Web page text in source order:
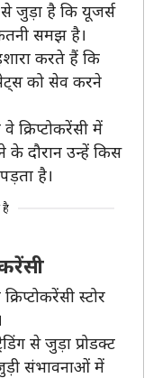
जुड़ा है कि यूजर्स
समझ है।
करते हैं कि
को सेव करने
क्रिप्टोकरेंसी में
दौरान उन्हें किस
है।
है
स्टोर
से जुड़ा प्रोडक्ट
संभावनाओं में